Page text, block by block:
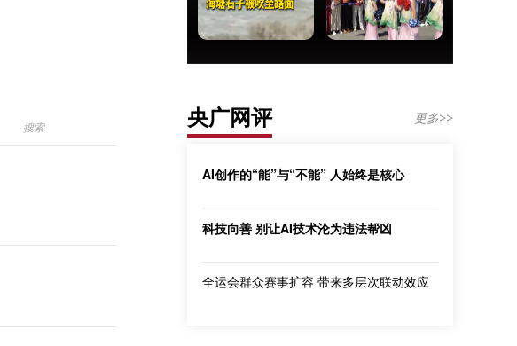
央广网评 更多>>
AI创作的“能”与“不能” 人始终是核心
科技向善 别让AI技术沦为违法帮凶
全运会群众赛事扩容 带来多层次联动效应